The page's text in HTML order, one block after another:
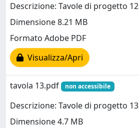
Descrizione: Tavole di progetto 12
Dimensione 8.21 MB
Formato Adobe PDF
Visualizza/Apri
tavola 13.pdf non accessibile
Descrizione: Tavole di progetto 13
Dimensione 4.7 MB